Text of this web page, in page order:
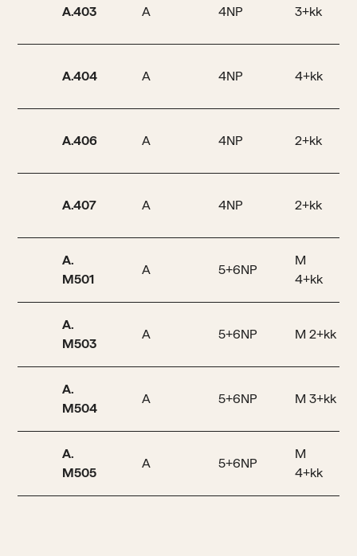
A.403 A 4NP 3+kk
A.404 A 4NP 4+kk
A.406 A 4NP 2+kk
A.407 A 4NP 2+kk
A.
M501
A 5+6NP
M
4+kk
A.
M503
A 5+6NP M 2+kk
A.
M504
A 5+6NP M 3+kk
A.
M505
A 5+6NP
M
4+kk